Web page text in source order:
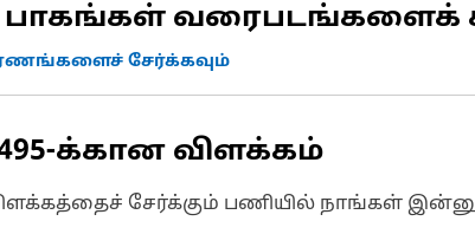
பாகங்கள் வரைபடங்களைக்
சேர்க்கவும்
-க்கான விளக்கம்
சேர்க்கும் பணியில் நாங்கள்